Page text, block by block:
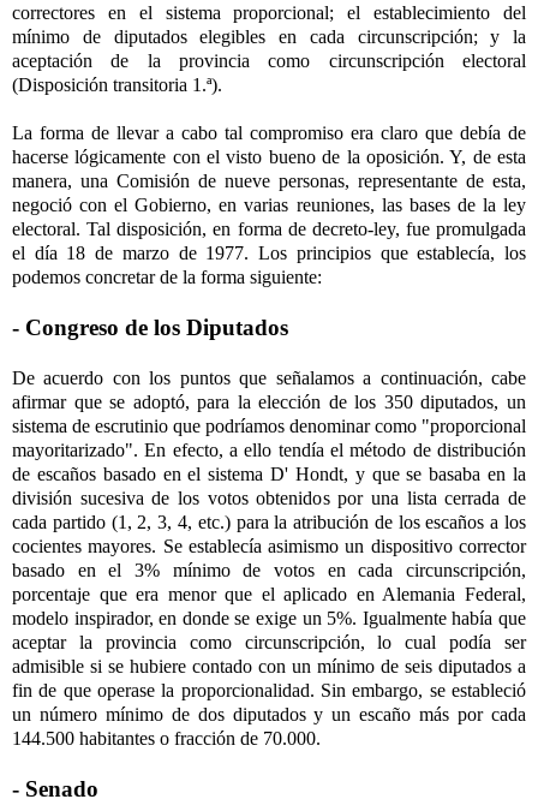
correctores en el sistema proporcional; el establecimiento del
mínimo de diputados elegibles en cada circunscripción; y la
aceptación de la provincia como circunscripción electoral
(Disposición transitoria 1.ª).
La forma de llevar a cabo tal compromiso era claro que debía de
hacerse lógicamente con el visto bueno de la oposición. Y, de esta
manera, una Comisión de nueve personas, representante de esta,
negoció con el Gobierno, en varias reuniones, las bases de la ley
electoral. Tal disposición, en forma de decreto-ley, fue promulgada
el día 18 de marzo de 1977. Los principios que establecía, los
podemos concretar de la forma siguiente:
- Congreso de los Diputados
De acuerdo con los puntos que señalamos a continuación, cabe
afirmar que se adoptó, para la elección de los 350 diputados, un
sistema de escrutinio que podríamos denominar como "proporcional
mayoritarizado". En efecto, a ello tendía el método de distribución
de escaños basado en el sistema D' Hondt, y que se basaba en la
división sucesiva de los votos obtenidos por una lista cerrada de
cada partido (1, 2, 3, 4, etc.) para la atribución de los escaños a los
cocientes mayores. Se establecía asimismo un dispositivo corrector
basado en el 3% mínimo de votos en cada circunscripción,
porcentaje que era menor que el aplicado en Alemania Federal,
modelo inspirador, en donde se exige un 5%. Igualmente había que
aceptar la provincia como circunscripción, lo cual podía ser
admisible si se hubiere contado con un mínimo de seis diputados a
fin de que operase la proporcionalidad. Sin embargo, se estableció
un número mínimo de dos diputados y un escaño más por cada
144.500 habitantes o fracción de 70.000.
- Senado